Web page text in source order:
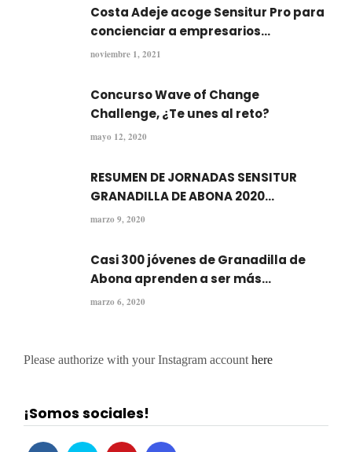
Costa Adeje acoge Sensitur Pro para
concienciar a empresarios...
noviembre 1, 2021
Concurso Wave of Change
Challenge, ¿Te unes al reto?
mayo 12, 2020
RESUMEN DE JORNADAS SENSITUR
GRANADILLA DE ABONA 2020...
marzo 9, 2020
Casi 300 jóvenes de Granadilla de
Abona aprenden a ser más...
marzo 6, 2020
Please authorize with your Instagram account here
¡Somos sociales!